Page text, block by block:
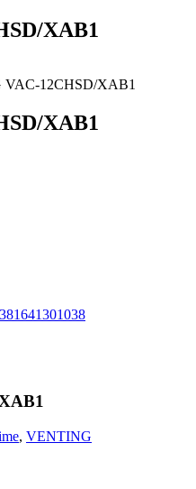
XAB1
12CHSD/XAB1
XAB1
, VENTING